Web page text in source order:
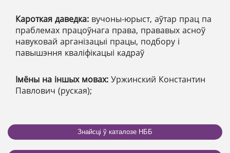
Кароткая даведка: вучоны-юрыст, аўтар прац па
праблемах працоўнага права, прававых асноў
навуковай арганізацыі працы, подбору і
павышэння кваліфікацыі кадраў
Імёны на іншых мовах: Уржинский Константин
Павлович (руская);
Знайсці ў каталозе НББ